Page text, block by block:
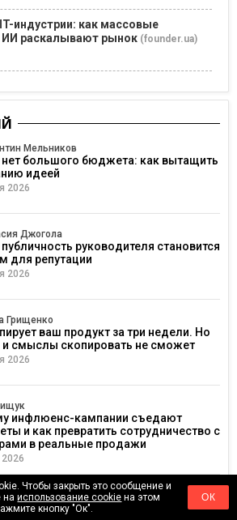
индустрии: как массовые
ИИ раскалывают рынок (founder.ua)
Мельников
нет большого бюджета: как вытащить
идеей
2026
Джогола
публичность руководителя становится
для репутации
2026
Грищенко
ваш продукт за три недели. Но
и смыслы скопировать не сможет
2026
инфлюенс-кампании съедают
и как превратить сотрудничество с
в реальные продажи
которая работает: как превратить
Чтобы закрыть это сообщение и
наиспользование cookie на этом
кнопку "Ок".
ОК